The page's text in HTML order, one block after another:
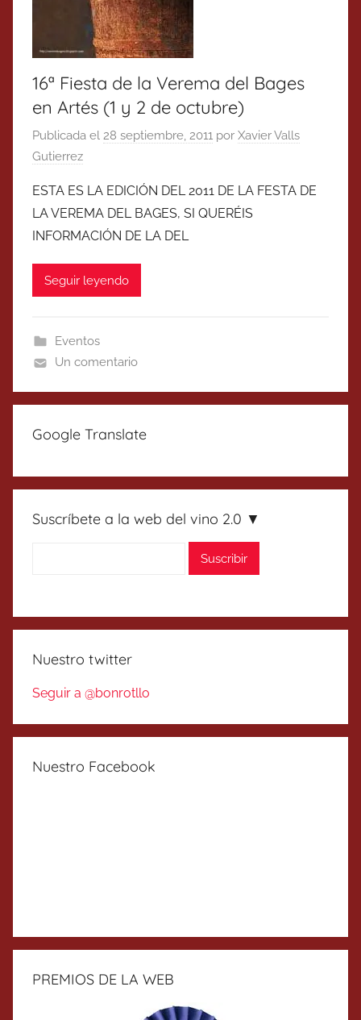
16ª Fiesta de la Verema del Bages
en Artés (1 y 2 de octubre)
Publicada el 28 septiembre, 2011 por Xavier Valls
Gutierrez
ESTA ES LA EDICIÓN DEL 2011 DE LA FESTA DE
LA VEREMA DEL BAGES, SI QUERÉIS
INFORMACIÓN DE LA DEL
Seguir leyendo
Eventos
Un comentario
Google Translate
Suscríbete a la web del vino 2.0 ▼
Nuestro twitter
Seguir a @bonrotllo
Nuestro Facebook
PREMIOS DE LA WEB